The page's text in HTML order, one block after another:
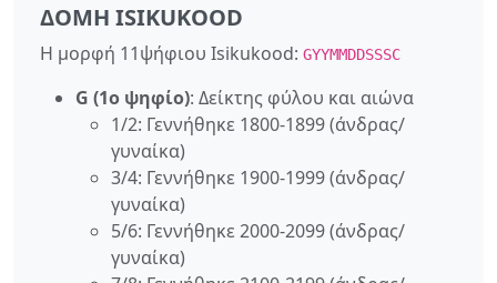
ΔΟΜΉ ISIKUKOOD
Η μορφή 11ψήφιου Isikukood: GYYMMDDSSSC
G (1ο ψηφίο): Δείκτης φύλου και αιώνα
1/2: Γεννήθηκε 1800-1899 (άνδρας/
γυναίκα)
3/4: Γεννήθηκε 1900-1999 (άνδρας/
γυναίκα)
5/6: Γεννήθηκε 2000-2099 (άνδρας/
γυναίκα)